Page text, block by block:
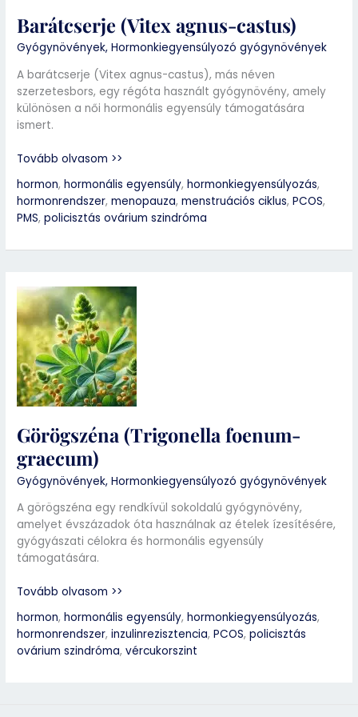
Barátcserje (Vitex agnus-castus)
Gyógynövények,Hormonkiegyensúlyozó gyógynövények
A barátcserje (Vitex agnus-castus), más néven
szerzetesbors, egy régóta használt gyógynövény, amely
különösen a női hormonális egyensúly támogatására
ismert.
Tovább olvasom >>
hormon,hormonális egyensúly,hormonkiegyensúlyozás,
hormonrendszer,menopauza,menstruációs ciklus,PCOS,
PMS,policisztás ovárium szindróma
Görögszéna (Trigonella foenum-
graecum)
Gyógynövények,Hormonkiegyensúlyozó gyógynövények
A görögszéna egy rendkívül sokoldalú gyógynövény,
amelyet évszázadok óta használnak az ételek ízesítésére,
gyógyászati célokra és hormonális egyensúly
támogatására.
Görögszéna
(Trigonella
foenum-
graecum)
Tovább olvasom >>
hormon,hormonális egyensúly,hormonkiegyensúlyozás,
hormonrendszer,inzulinrezisztencia,PCOS,policisztás
ovárium szindróma,vércukorszint